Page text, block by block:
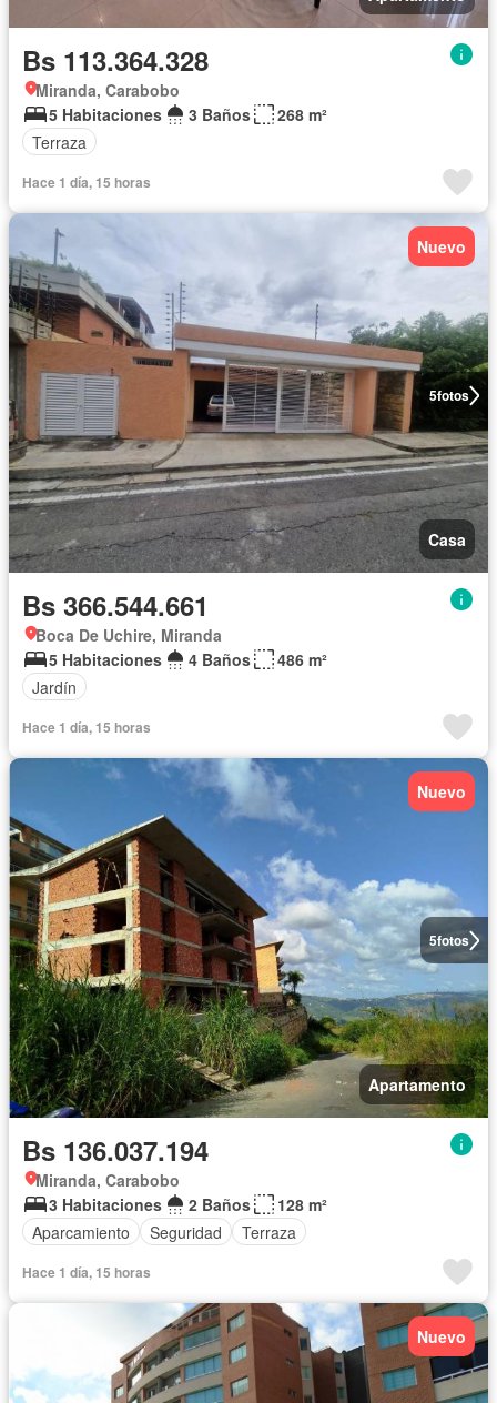
Bs 113.364.328
Miranda, Carabobo
5 Habitaciones
3 Baños
268 m²
Terraza
Hace 1 día, 15 horas
5fotos
Nuevo
Casa
Bs 366.544.661
Boca De Uchire, Miranda
5 Habitaciones
4 Baños
486 m²
Jardín
Hace 1 día, 15 horas
5fotos
Nuevo
Apartamento
Bs 136.037.194
Miranda, Carabobo
3 Habitaciones
2 Baños
128 m²
Aparcamiento
Seguridad Terraza
Hace 1 día, 15 horas
Nuevo